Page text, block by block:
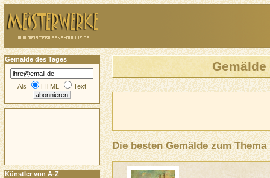
Die besten Gemälde zum Thema
Gemälde des Tages
Als HTML Text
Künstler von A-Z